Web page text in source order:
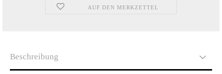
AUF DEN MERKZETTEL
Beschreibung